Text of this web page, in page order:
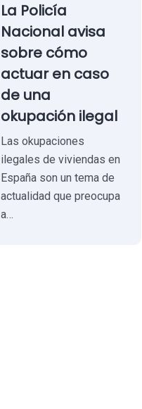
La Policía
Nacional avisa
sobre cómo
actuar en caso
de una
okupación ilegal
Las okupaciones
ilegales de viviendas en
España son un tema de
actualidad que preocupa
a…